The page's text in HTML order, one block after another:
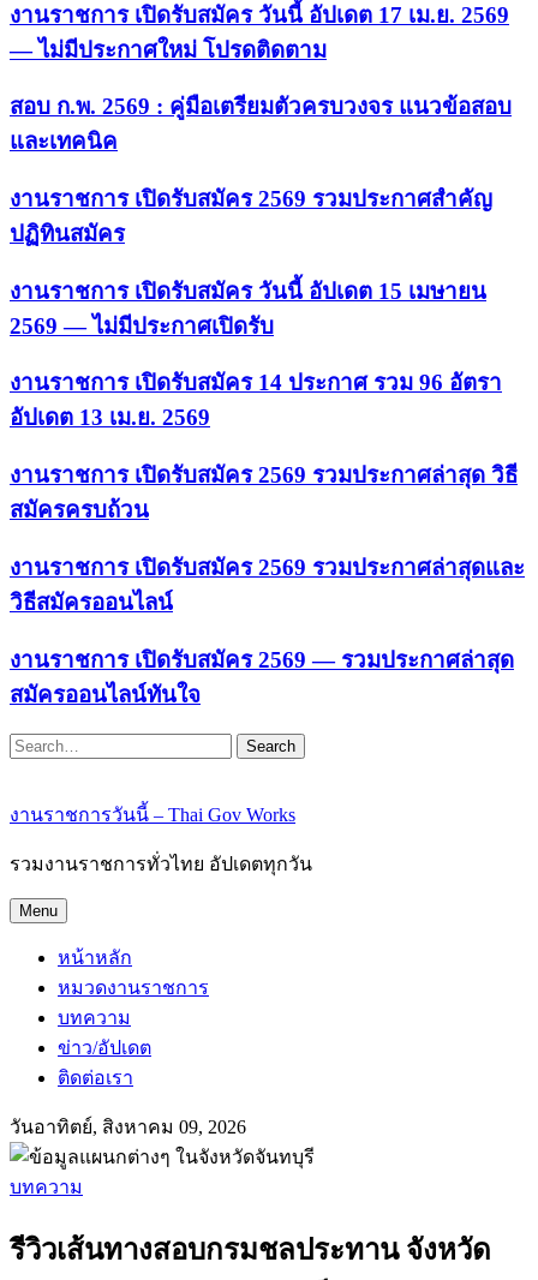
งานราชการ เปิดรับสมัคร วันนี้ อัปเดต 17 เม.ย. 2569
— ไม่มีประกาศใหม่ โปรดติดตาม
สอบ ก.พ. 2569 : คู่มือเตรียมตัวครบวงจร แนวข้อสอบ
และเทคนิค
งานราชการ เปิดรับสมัคร 2569 รวมประกาศสำคัญ
ปฏิทินสมัคร
งานราชการ เปิดรับสมัคร วันนี้ อัปเดต 15 เมษายน
2569 — ไม่มีประกาศเปิดรับ
งานราชการ เปิดรับสมัคร 14 ประกาศ รวม 96 อัตรา
อัปเดต 13 เม.ย. 2569
งานราชการ เปิดรับสมัคร 2569 รวมประกาศล่าสุด วิธี
สมัครครบถ้วน
งานราชการ เปิดรับสมัคร 2569 รวมประกาศล่าสุดและ
วิธีสมัครออนไลน์
งานราชการ เปิดรับสมัคร 2569 — รวมประกาศล่าสุด
สมัครออนไลน์ทันใจ
Search
งานราชการวันนี้ – Thai Gov Works
รวมงานราชการทั่วไทย อัปเดตทุกวัน
Menu
หน้าหลัก
หมวดงานราชการ
บทความ
ข่าว/อัปเดต
ติดต่อเรา
วันอาทิตย์, สิงหาคม 09, 2026
บทความ
รีวิวเส้นทางสอบกรมชลประทาน จังหวัด